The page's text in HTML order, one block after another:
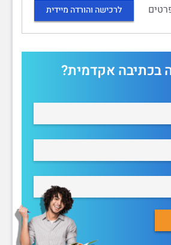
לרכישה והורדה מיידית
בכתיבה אקדמית?